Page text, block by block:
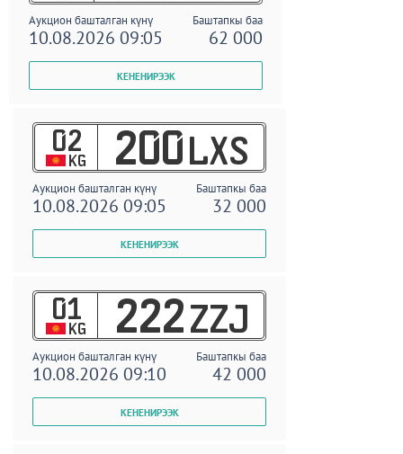
Аукцион башталган күнү Баштапкы баа
10.08.2026 09:05 62 000
02
KG 200 LXS
Аукцион башталган күнү Баштапкы баа
10.08.2026 09:05 32 000
01
KG 222 ZZJ
Аукцион башталган күнү Баштапкы баа
10.08.2026 09:10 42 000